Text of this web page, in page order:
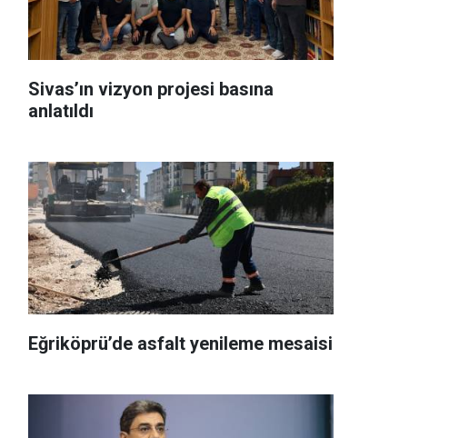
Sivas’ın vizyon projesi basına
anlatıldı
Eğriköprü’de asfalt yenileme mesaisi